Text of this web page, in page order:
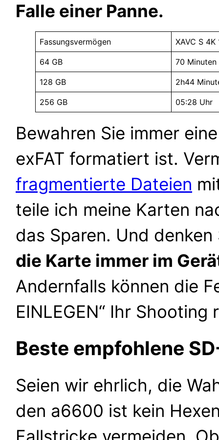
Falle einer Panne.
Fassungsvermögen XAVC S
64 GB 70 Minuten
128 GB 2h44
256 GB 05:28 Uhr
Bewahren Sie immer
exFAT formatiert ist.
fragmentierte Dateien
teile ich meine Karten
das Sparen. Und
die Karte immer im
Andernfalls können die
EINLEGEN“ Ihr Shooting
Beste empfohlene
Seien wir ehrlich, die
den a6600 ist kein